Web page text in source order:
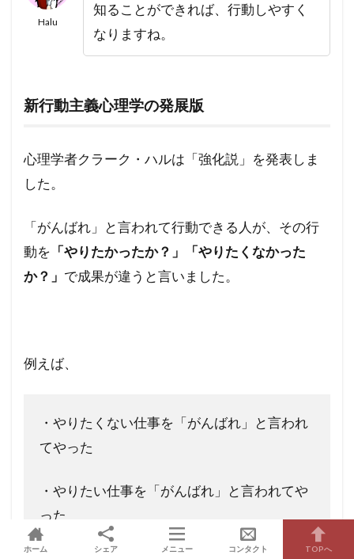
Halu
知ることができれば、行動しやすく
なりますね。
新行動主義心理学の発展版
心理学者クラーク・ハルは「強化説」を発表しま
した。
「がんばれ」と言われて行動できる人が、その行
動を 「やりたかったか？」「やりたくなかった
か？」 で成果が違うと言いました。
例えば、
・やりたくない仕事を「がんばれ」と言われ
てやった
・やりたい仕事を「がんばれ」と言われてや
った
ホーム シェア メニュー コンタクト TOPへ